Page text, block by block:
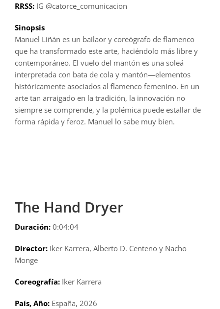
RRSS:IG @catorce_comunicacion
Sinopsis
Manuel Liñán es un bailaor y coreógrafo de flamenco
que ha transformado este arte, haciéndolo más libre y
contemporáneo. El vuelo del mantón es una soleá
interpretada con bata de cola y mantón—elementos
históricamente asociados al flamenco femenino. En un
arte tan arraigado en la tradición, la innovación no
siempre se comprende, y la polémica puede estallar de
forma rápida y feroz. Manuel lo sabe muy bien.
The Hand Dryer
Duración: 0:04:04
Director:Iker Karrera, Alberto D. Centeno y Nacho
Monge
Coreografía:Iker Karrera
País, Año:España, 2026